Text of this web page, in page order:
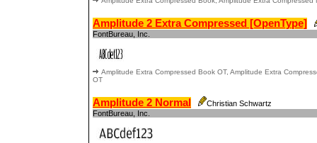
Amplitude 2 Extra Compressed [OpenType]
FontBureau, Inc.
Amplitude Extra Compressed Book OT, Amplitude Extra
OT
Amplitude 2 Normal
Christian Schwartz
FontBureau, Inc.